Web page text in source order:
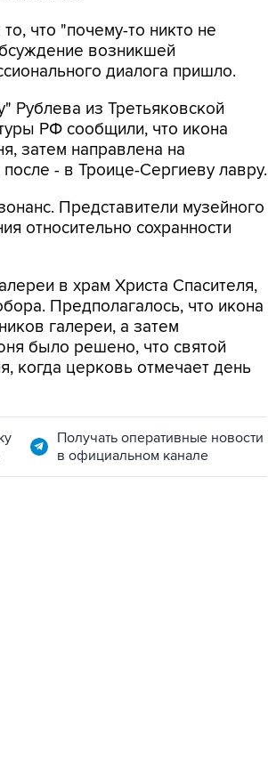
что "почему-то никто не
возникшей
диалога пришло.
Рублева из Третьяковской
РФ сообщили, что икона
затем направлена на
- в Троице-Сергиеву лавру.
Представители музейного
относительно сохранности
в храм Христа Спасителя,
Предполагалось, что икона
галереи, а затем
было решено, что святой
когда церковь отмечает день
Получать оперативные новости
в официальном канале